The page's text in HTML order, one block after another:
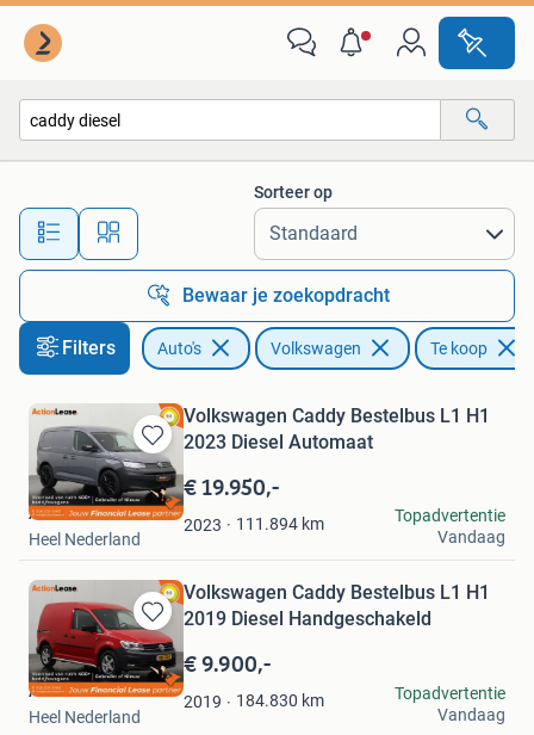
Alle afstanden…
Sorteer op
Bewaar je zoekopdracht
Filters Auto's Volkswagen Te koop
Bewaren
in
Mijn
Favorieten
Volkswagen Caddy Bestelbus L1 H1
2023 Diesel Automaat
€ 19.950,-
2023 111.894 km
Action Lease
Heel Nederland
Topadvertentie
Vandaag
Bewaren
in
Mijn
Favorieten
Volkswagen Caddy Bestelbus L1 H1
2019 Diesel Handgeschakeld
€ 9.900,-
2019 184.830 km
Action Lease
Heel Nederland
Topadvertentie
Vandaag